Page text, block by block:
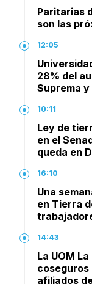
Paritarias
son las
12:05
28% del
Suprema
10:11
Ley de
en el
queda en
16:10
Una
en Tierra
14:43
La UOM
coseguros
afiliados